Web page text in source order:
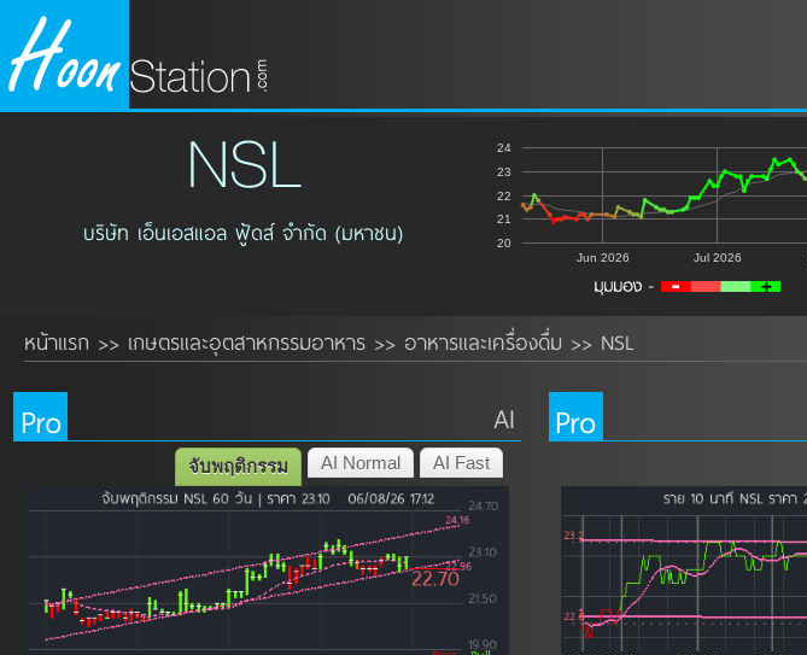
NSL
บริษัท เอ็นเอสแอล ฟู้ดส์ จำกัด (มหาชน)
Jun 2026 Jul 2026
20
21
22
23
24
หน้าแรก >> เกษตรและอุตสาหกรรมอาหาร >> อาหารและเครื่องดื่ม >> NSL
Pro AI
AI Fast
AI Normal
จับพฤติกรรม
Pro